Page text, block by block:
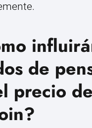
de
precio de